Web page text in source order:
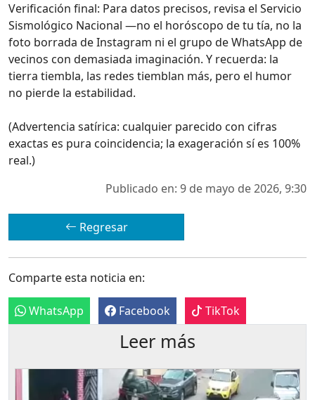
Verificación final: Para datos precisos, revisa el Servicio
Sismológico Nacional —no el horóscopo de tu tía, no la
foto borrada de Instagram ni el grupo de WhatsApp de
vecinos con demasiada imaginación. Y recuerda: la
tierra tiembla, las redes tiemblan más, pero el humor
no pierde la estabilidad.
(Advertencia satírica: cualquier parecido con cifras
exactas es pura coincidencia; la exageración sí es 100%
real.)
Publicado en: 9 de mayo de 2026, 9:30
Regresar
Comparte esta noticia en:
WhatsApp Facebook TikTok
Leer más